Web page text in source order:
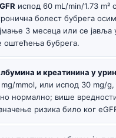
испод 60 mL/min/1.73 m²
болест бубрега
3 месеца или се јавља
оштећења бубрега.
и креатинина у
mmol, или испод 30 mg/g,
нормално; више
ризика било ког